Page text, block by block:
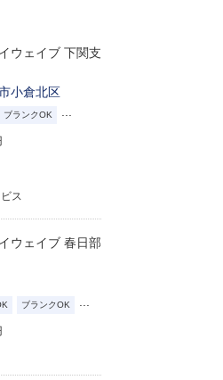
ウェイブ 下関支
小倉北区
ブランクOK
ス
ウェイブ 春日部
ブランクOK